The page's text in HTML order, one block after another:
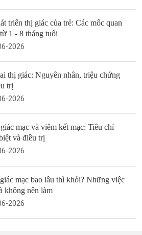
triển thị giác của trẻ: Các mốc quan
1 - 8 tháng tuổi
2026
thị giác: Nguyên nhân, triệu chứng
trị
2026
mạc và viêm kết mạc: Tiêu chí
và điều trị
2026
mạc bao lâu thì khỏi? Những việc
không nên làm
2026